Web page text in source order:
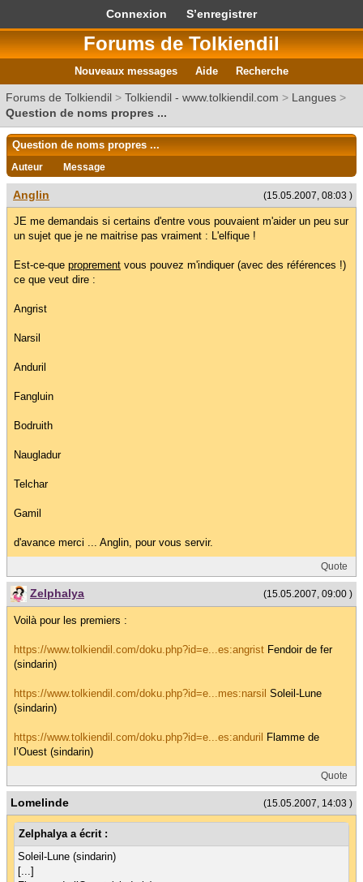
Connexion S’enregistrer
Forums de Tolkiendil
Nouveaux messages Aide Recherche
Forums de Tolkiendil > Tolkiendil - www.tolkiendil.com > Langues >
Question de noms propres ...
Question de noms propres ...
Auteur Message
(15.05.2007, 08:03 )
Anglin
JE me demandais si certains d'entre vous pouvaient m'aider un peu sur
un sujet que je ne maitrise pas vraiment : L'elfique !
Est-ce-que proprement vous pouvez m'indiquer (avec des références !)
ce que veut dire :
Angrist
Narsil
Anduril
Fangluin
Bodruith
Naugladur
Telchar
Gamil
d'avance merci ... Anglin, pour vous servir.
Quote
(15.05.2007, 09:00 )
Zelphalya
Voilà pour les premiers :
https://www.tolkiendil.com/doku.php?id=e...es:angrist Fendoir de fer
(sindarin)
https://www.tolkiendil.com/doku.php?id=e...mes:narsil Soleil-Lune
(sindarin)
https://www.tolkiendil.com/doku.php?id=e...es:anduril
Flamme de
l’Ouest (sindarin)
Quote
(15.05.2007, 14:03 )
Lomelinde
Zelphalya a écrit :
Soleil-Lune (sindarin)
[...]